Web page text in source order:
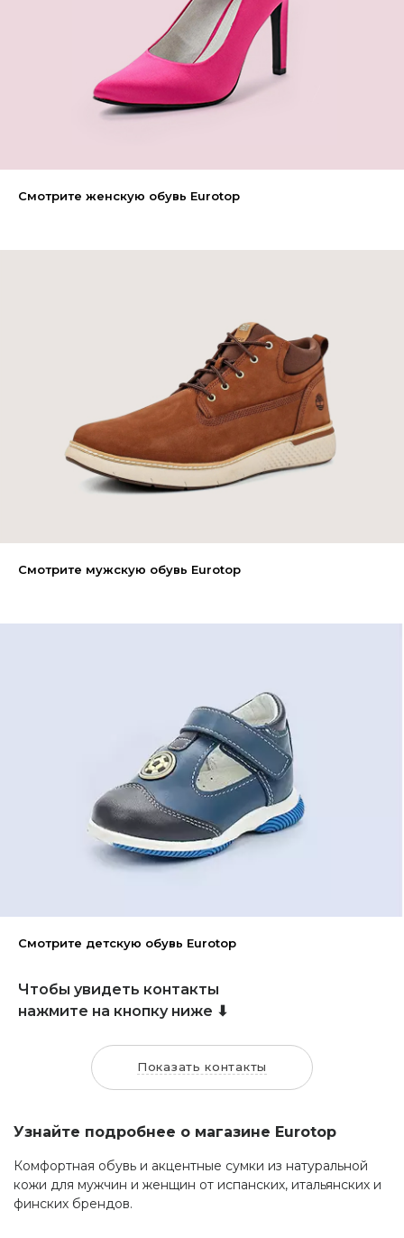
Смотрите женскую обувь Eurotop
Смотрите мужскую обувь Eurotop
Смотрите детскую обувь Eurotop
Чтобы увидеть контакты
нажмите на кнопку ниже ⬇
Показать контакты
Узнайте подробнее о магазине Eurotop
Комфортная обувь и акцентные сумки из натуральной
кожи для мужчин и женщин от испанских, итальянских и
финских брендов.